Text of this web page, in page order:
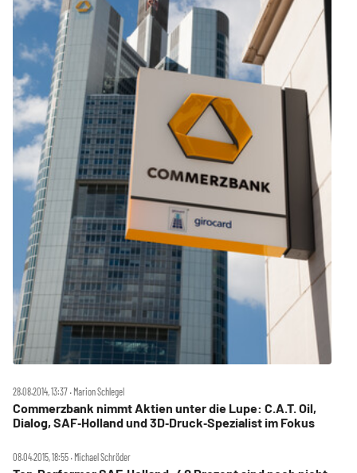
28.08.2014, 13:37 ‧ Marion Schlegel
Commerzbank nimmt Aktien unter die Lupe: C.A.T. Oil,
Dialog, SAF‑Holland und 3D‑Druck‑Spezialist im Fokus
08.04.2015, 18:55 ‧ Michael Schröder